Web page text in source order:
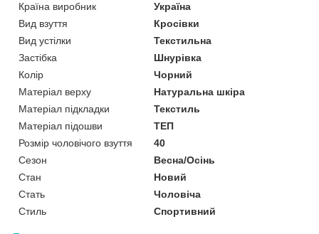
Країна виробник
Україна
Вид взуття
Кросівки
Вид устілки
Текстильна
Застібка
Шнурівка
Колір
Чорний
Матеріал верху
Натуральна шкіра
Матеріал підкладки
Текстиль
Матеріал підошви
ТЕП
Розмір чоловічого взуття
40
Сезон
Весна/Осінь
Стан
Новий
Стать
Чоловіча
Стиль
Спортивний